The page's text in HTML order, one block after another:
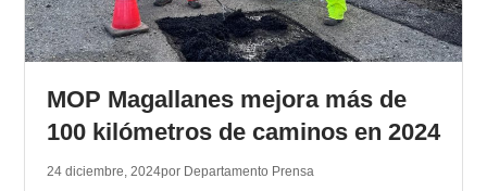
MOP Magallanes mejora más de
100 kilómetros de caminos en 2024
24 diciembre, 2024por Departamento Prensa